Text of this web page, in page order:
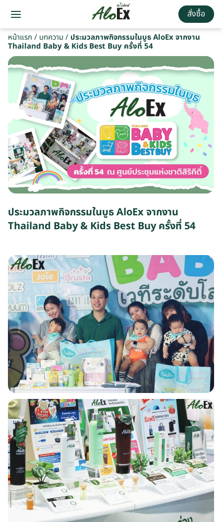
สั่งซื้อ
หน้าแรก / บทความ / ประมวลภาพกิจกรรมในบูธ AloEx จากงาน
Thailand Baby & Kids Best Buy ครั้งที่ 54
ประมวลภาพกิจกรรมในบูธ AloEx จากงาน
Thailand Baby & Kids Best Buy ครั้งที่ 54